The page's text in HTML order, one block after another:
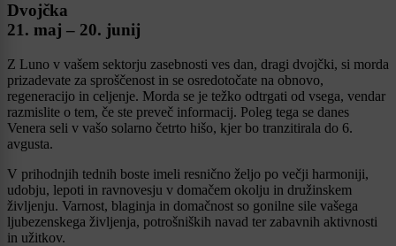
Dvojčka
21. maj – 20. junij
Z Luno v vašem sektorju zasebnosti ves dan, dragi dvojčki, si morda
prizadevate za sproščenost in se osredotočate na obnovo,
regeneracijo in celjenje. Morda se je težko odtrgati od vsega, vendar
razmislite o tem, če ste preveč informacij. Poleg tega se danes
Venera seli v vašo solarno četrto hišo, kjer bo tranzitirala do 6.
avgusta.
V prihodnjih tednih boste imeli resnično željo po večji harmoniji,
udobju, lepoti in ravnovesju v domačem okolju in družinskem
življenju. Varnost, blaginja in domačnost so gonilne sile vašega
ljubezenskega življenja, potrošniških navad ter zabavnih aktivnosti
in užitkov.